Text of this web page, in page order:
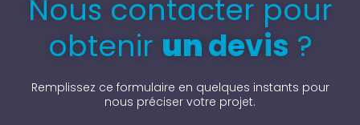
Nous contacter pour
obtenir undevis ?
Remplissez ce formulaire en quelques instants pour
nous préciser votre projet.